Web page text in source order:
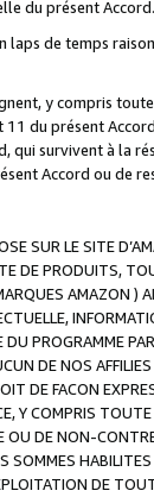
du présent Accord.
laps de temps
y compris
du présent
survivent à la
Accord ou de
SUR LE SITE
DE PRODUITS,
AMAZON
PROGRAMME
DE NOS
DE FACON
Y COMPRIS
DE NON-
DE